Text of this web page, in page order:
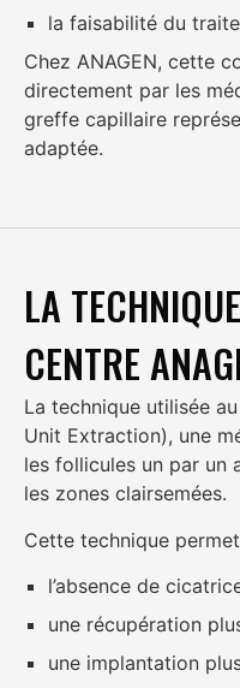
la faisabilité du
Chez ANAGEN, cette
directement par les
greffe capillaire
adaptée.
LA
CENTRE
La technique utilisée
Unit Extraction), une
les follicules un par un
les zones clairsemées.
Cette technique
l’absence de
une récupération
une implantation